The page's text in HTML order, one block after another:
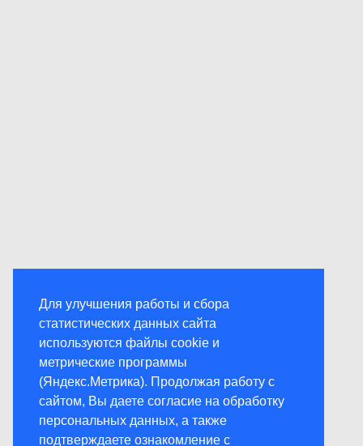
Для улучшения работы и сбора
статистических данных сайта
используются файлы cookie и
метрические программы
(Яндекс.Метрика). Продолжая работу с
сайтом, Вы даете согласие на обработку
персональных данных, а также
подтверждаете ознакомление с